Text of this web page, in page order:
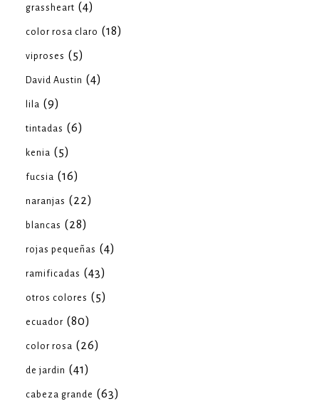
grassheart (4)
color rosa claro (18)
viproses (5)
David Austin (4)
lila (9)
tintadas (6)
kenia (5)
fucsia (16)
naranjas (22)
blancas (28)
rojas pequeñas (4)
ramificadas (43)
otros colores (5)
ecuador (80)
color rosa (26)
de jardin (41)
cabeza grande (63)